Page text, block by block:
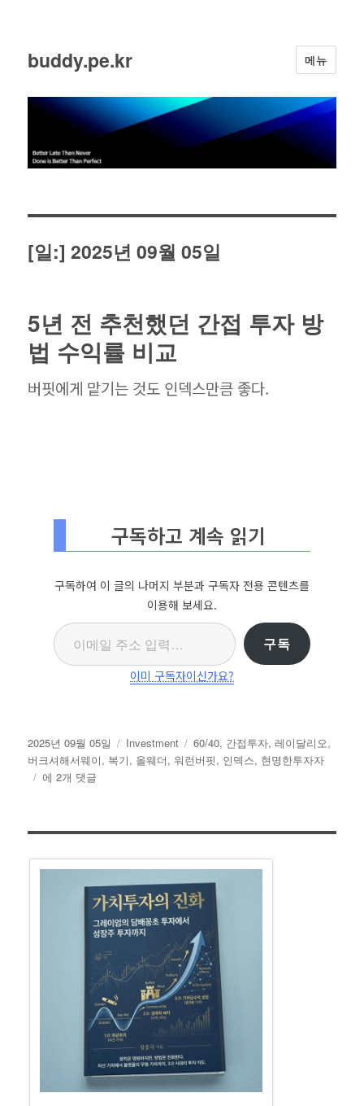
buddy.pe.kr 메뉴
[일:]2025년 09월 05일
5년 전 추천했던 간접 투자 방
법 수익률 비교
버핏에게 맡기는 것도 인덱스만큼 좋다.
구독하고 계속 읽기
구독하여 이 글의 나머지 부분과 구독자 전용 콘텐츠를
이용해 보세요.
이메일 주소 입력…
구독
이미 구독자이신가요?
작
성
일
2025년 09월 05일
카
테
Investment
태
그
60/40, 간접투자,레이달리오,
버크셔해서웨이, 복기, 올웨더,워런버핏, 인덱스, 현명한투자자
5
추
했
에 2개 댓글